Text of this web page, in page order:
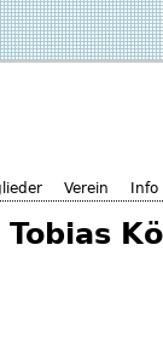
Verein Info